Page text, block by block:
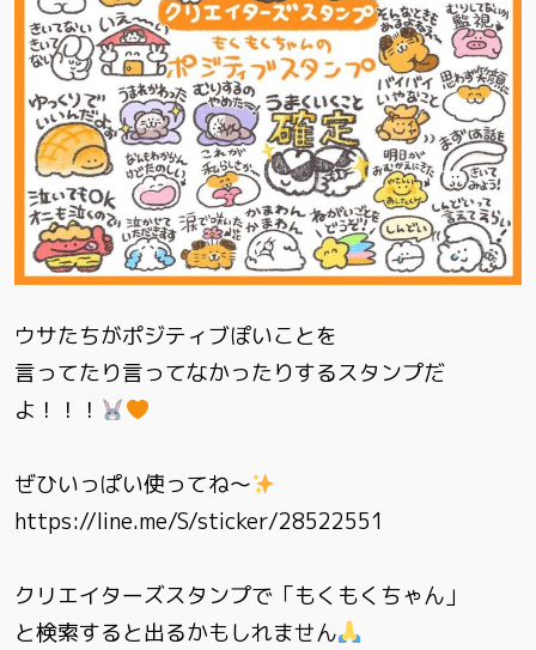
ウサたちがポジティブぽいことを
言ってたり言ってなかったりするスタンプだ
よ！！！
ぜひいっぱい使ってね〜
https://line.me/S/sticker/28522551
クリエイターズスタンプで「もくもくちゃん」
と検索すると出るかもしれません